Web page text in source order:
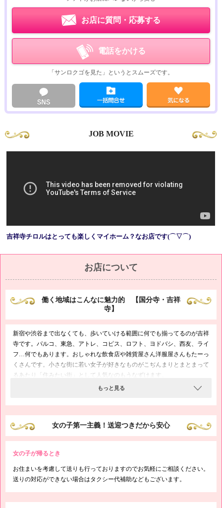
★69
★パイズリ
★発射無制限
無料…パンティ(Tバック・フルバック)
無料…パンティ持ち帰り
無料…ストッキング(ベージュ・黒)
無料…ハイソックス(白・黒)
無料…ルーズソックス
¥1,000…ローション風呂
¥1,000…写メ1枚※顔ＮＧ
¥3,000…バイブ
¥3,000…オナニー鑑賞
¥3,000…写メ放題
¥4,000…顔射
¥10,000…ムービー
¥1,000…写真指名料
¥2,000…電話指名料
¥2,000…本指名料
¥9,000…延長30分
お店に質問・応募する
電話をかける
「サンロクゴを見た」というとスムーズです。
JOB MOVIE
吉祥寺チロルはとっても楽しくマイホーム？なお店です(⌒▽⌒)
お店について
働く地域はこんなに魅力的 【国分寺・吉祥
寺】
新宿や渋谷まで出なくても、歩いていける範囲に何でも揃ってるのが吉祥
寺です。パルコ、東急、アトレ、コピス、ロフト、ヨドバシ、西友、ライ
フ…何でもあります。おしゃれな飲食店や雑貨屋さん洋服屋さんもたーっ
くさんです。小さな街に若い女子が好きなものがこぢんまりとまとまって
るあたり「住みたい街」として人気なのもうなずけます。
一昨年オープンした駅ビル「キラリナ」もまだまだ人気。駅直通で便利
５Ｆの女子トイレはメルヘンの世界のテーマにしていてパウダールームは
まるで鳥かごのよう。めちゃ可愛いからググって写真を見てほしいです♪
面接に来る時には、お化粧直しに立ち寄ってみてくださいね。
キャバクラやピンサロが多い街ではありますが、風俗の需要も多いで
のお客様の来店があり、常連のお客様が年々増えているおかげです。近く
の方には通いやすいですし、少し離れたところにお住まいの方にはバレに
くくて働きやすいですよ。お気軽にお話だけでも聞きに来てください。
もっと見る
女の子第一主義！送迎つきだから安心
女の子が帰るとき
お住まいを考慮して送りも行っておりますのでお気軽にご相談ください。
送りの対応ができない場合はタクシー代補助などもございます。